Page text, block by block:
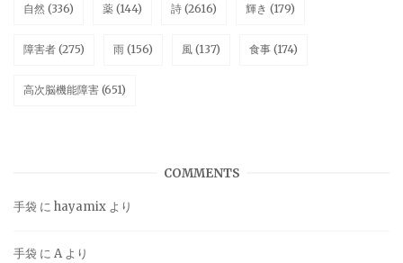
自然 (336) 薬 (144) 詩 (2616) 輝き (179)
障害者 (275) 雨 (156) 風 (137) 食事 (174)
高次脳機能障害 (651)
COMMENTS
手袋 に hayamix より
手袋 に Aより